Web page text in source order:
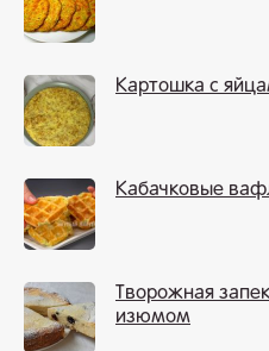
Картошка с
Кабачковые
Творожная
изюмом